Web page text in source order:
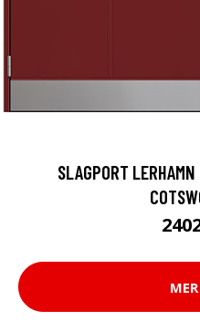
SLAGPORT